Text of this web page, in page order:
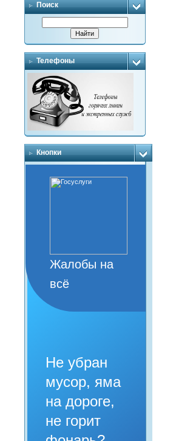
Поиск
Телефоны
Кнопки
Жалобы на
всё
Не убран
мусор, яма
на дороге,
не горит